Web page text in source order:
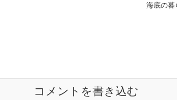
海底の暮
コメントを書き込む